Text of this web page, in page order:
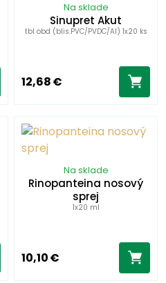
Na sklade
Sinupret Akut
tbl obd (blis.PVC/PVDC/Al) 1x20 ks
12,68 €
Na sklade
Rinopanteina nosový
sprej
1x20 ml
10,10 €